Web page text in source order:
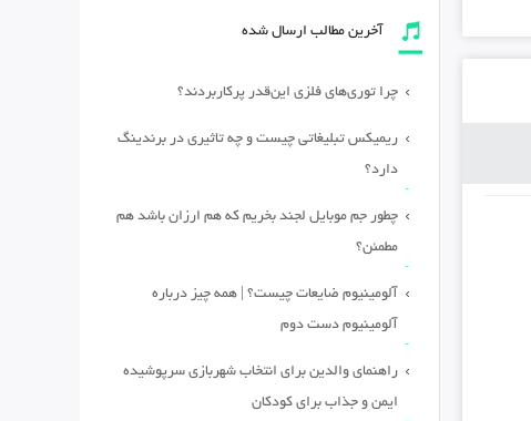
آخرین مطالب ارسال شده
چرا توری‌های فلزی این‌قدر پرکاربردند؟
ریمیکس تبلیغاتی چیست و چه تاثیری در برندینگ
دارد؟
چطور جم موبایل لجند بخریم که هم ارزان باشد هم
مطمئن؟
آلومینیوم ضایعات چیست؟ | همه چیز درباره
آلومینیوم دست دوم
راهنمای والدین برای انتخاب شهربازی سرپوشیده
ایمن و جذاب برای کودکان